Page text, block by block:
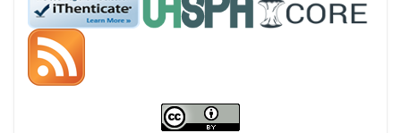
APC ödemesi
Öndenetimden geçen
makaleler için, 100 Avro
Makale İşletim Ücreti (APC)